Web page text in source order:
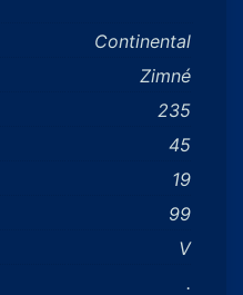
Continental
Zimné
235
45
19
99
V
.